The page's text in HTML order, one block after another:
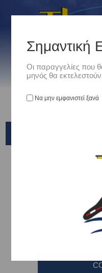
SLOW
Σημαντική
Οι παραγγελίες που
μηνός θα
Να μην εμφανιστεί ξανά